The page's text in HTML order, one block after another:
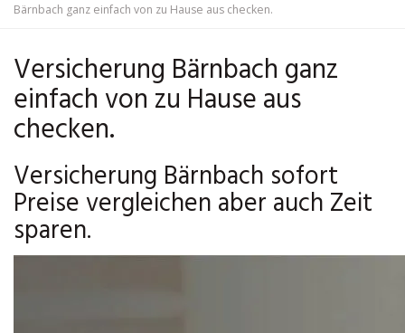
Bärnbach ganz einfach von zu Hause aus checken.
Versicherung Bärnbach ganz
einfach von zu Hause aus
checken.
Versicherung Bärnbach sofort
Preise vergleichen aber auch Zeit
sparen.